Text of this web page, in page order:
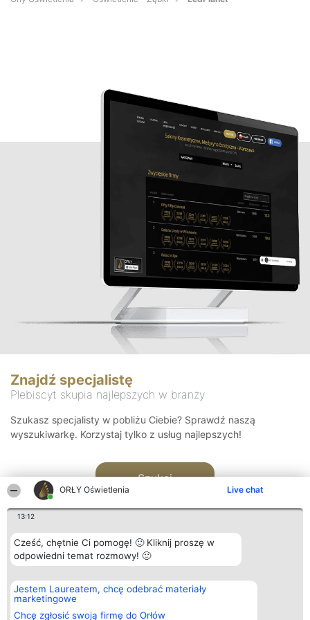
ORŁY Oświetlenia Live chat
13:12
Cześć, chętnie Ci pomogę! 🙂 Kliknij proszę w
odpowiedni temat rozmowy! 🙂
Jestem Laureatem, chcę odebrać materiały
marketingowe
Chcę zgłosić swoją firmę do Orłów
Znajdź specjalistę
Plebiscyt skupia najlepszych w branży
Szukasz specjalisty w pobliżu Ciebie? Sprawdź naszą
wyszukiwarkę. Korzystaj tylko z usług najlepszych!
Szukaj
Organizator plebiscytu
Bright Side Solutions sp. z o.
o. sp. k.
ul. Ruska 22
Plebiscyt
Laureaci
wszystkich
Kontakt
Kontakt